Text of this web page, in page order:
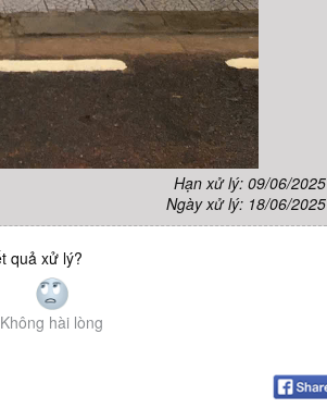
Hạn xử lý: 09/06/2025
Ngày xử lý: 18/06/2025
quả xử lý?
Không hài lòng